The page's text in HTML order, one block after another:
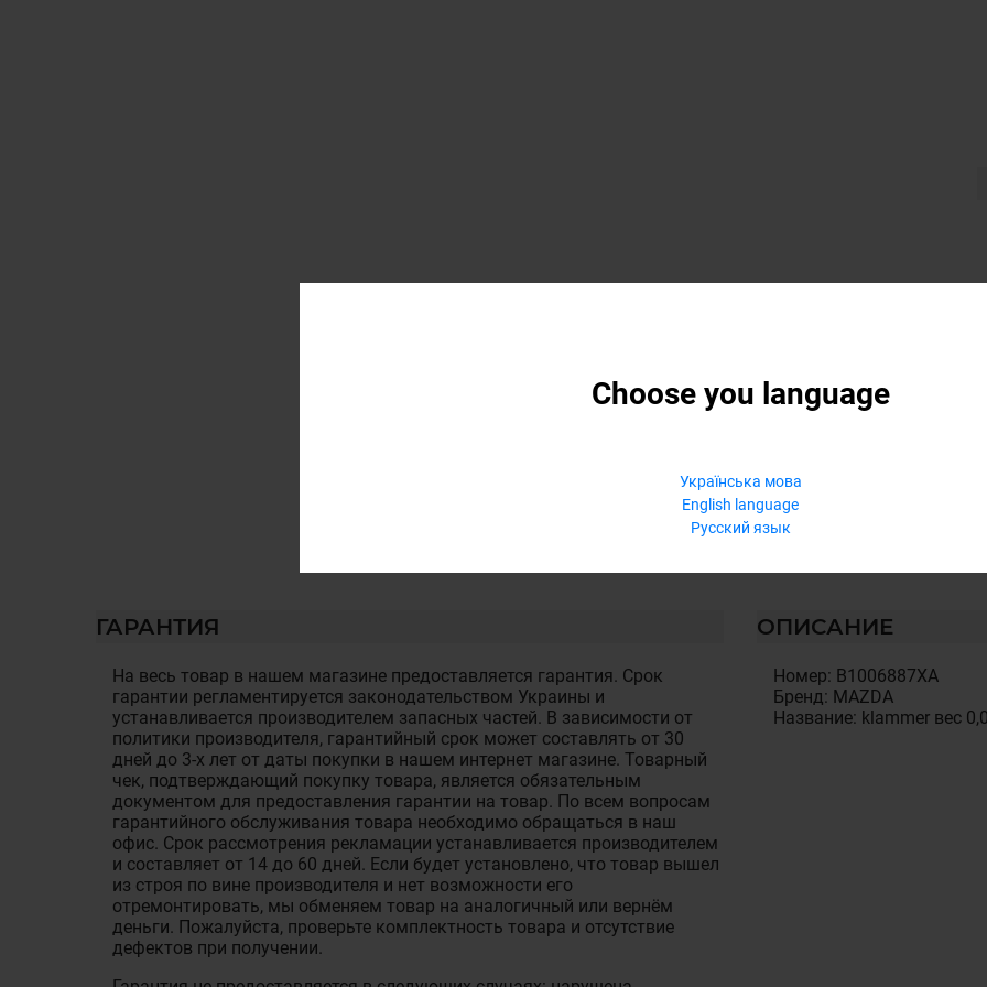
Choose you language
Українська мова
English language
Русский язык
ГАРАНТИЯ
На весь товар в нашем магазине предоставляется гарантия. Срок
гарантии регламентируется законодательством Украины и
устанавливается производителем запасных частей. В зависимости от
политики производителя, гарантийный срок может составлять от 30
дней до 3-х лет от даты покупки в нашем интернет магазине. Товарный
чек, подтверждающий покупку товара, является обязательным
документом для предоставления гарантии на товар. По всем вопросам
гарантийного обслуживания товара необходимо обращаться в наш
офис. Срок рассмотрения рекламации устанавливается производителем
и составляет от 14 до 60 дней. Если будет установлено, что товар вышел
из строя по вине производителя и нет возможности его
отремонтировать, мы обменяем товар на аналогичный или вернём
деньги. Пожалуйста, проверьте комплектность товара и отсутствие
дефектов при получении.
ОПИСАНИЕ
Номер: B1006887XA
Бренд: MAZDA
Название: klammer вес